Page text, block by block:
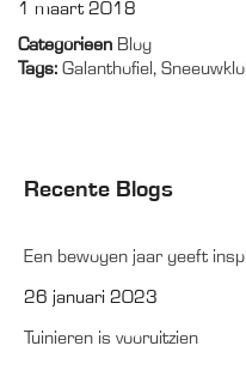
1 maart 2018
Categorieen Blog
Tags: Galanthofiel ,
Recente Blogs
Een bewogen jaar geeft
26 januari 2023
Tuinieren is vooruitzien